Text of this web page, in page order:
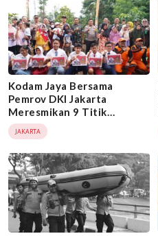
Kodam Jaya Bersama
Pemrov DKI Jakarta
Meresmikan 9 Titik
Fasilitas Air Bersih
JAKARTA